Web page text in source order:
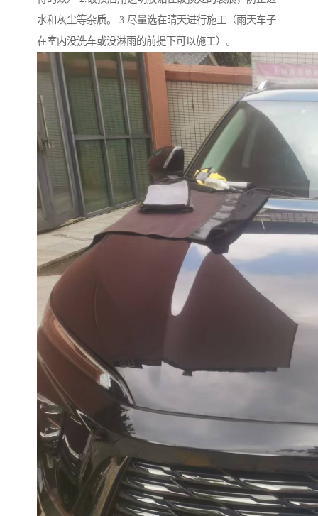
水和灰尘等杂质。 3.尽量选在晴天进行施工（雨天车子
在室内没洗车或没淋雨的前提下可以施工）。